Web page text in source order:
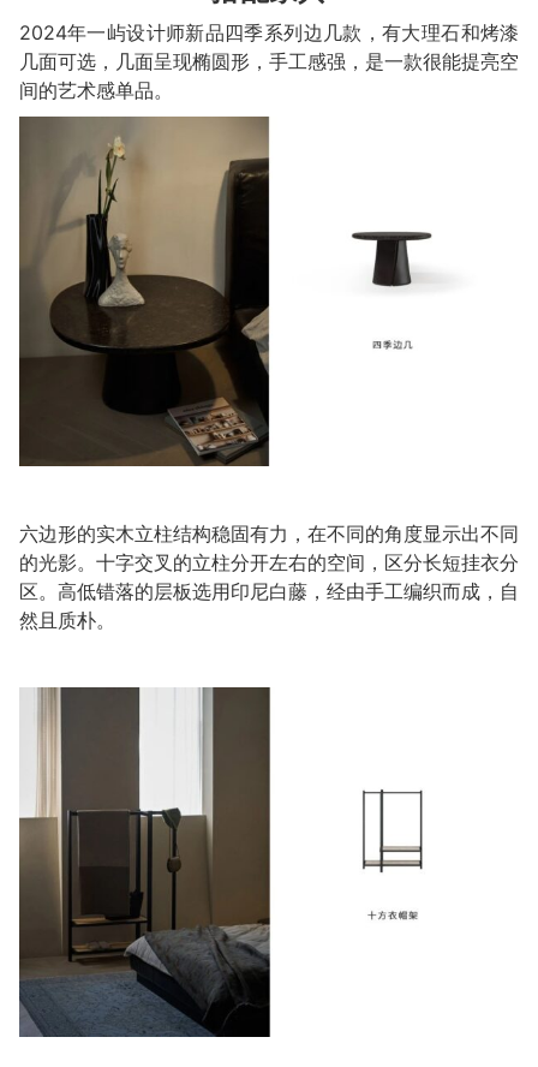
2024年一屿设计师新品四季系列边几款，有大理石和烤漆
几面可选，几面呈现椭圆形，手工感强，是一款很能提亮空
间的艺术感单品。
六边形的实木立柱结构稳固有力，在不同的角度显示出不同
的光影。十字交叉的立柱分开左右的空间，区分长短挂衣分
区。高低错落的层板选用印尼白藤，经由手工编织而成，自
然且质朴。